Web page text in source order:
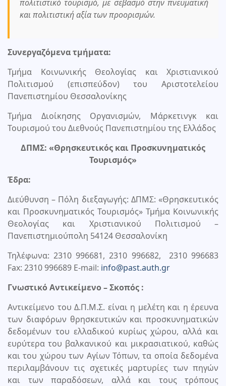
πολιτιστικό τουρισμό, με σεβασμό στην πνευματική
και πολιτιστική αξία των προορισμών.
Συνεργαζόμενα τμήματα:
Τμήμα Κοινωνικής Θεολογίας και Χριστιανικού
Πολιτισμού (επισπεύδον) του Αριστοτελείου
Πανεπιστημίου Θεσσαλονίκης
Τμήμα Διοίκησης Οργανισμών, Μάρκετινγκ και
Τουρισμού του Διεθνούς Πανεπιστημίου της Ελλάδος
ΔΠΜΣ: «Θρησκευτικός και Προσκυνηματικός
Τουρισμός»
Έδρα:
Διεύθυνση – Πόλη διεξαγωγής: ΔΠΜΣ: «Θρησκευτικός
και Προσκυνηματικός Τουρισμός» Τμήμα Κοινωνικής
Θεολογίας και Χριστιανικού Πολιτισμού –
Πανεπιστημιούπολη 54124 Θεσσαλονίκη
Τηλέφωνα: 2310 996681, 2310 996682, 2310 996683
Fax: 2310 996689 E-mail: info@past.auth.gr
Γνωστικό Αντικείμενο – Σκοπός :
Αντικείμενο του Δ.Π.Μ.Σ. είναι η μελέτη και η έρευνα
των διαφόρων θρησκευτικών και προσκυνηματικών
δεδομένων του ελλαδικού κυρίως χώρου, αλλά και
ευρύτερα του βαλκανικού και μικρασιατικού, καθώς
και του χώρου των Αγίων Τόπων, τα οποία δεδομένα
περιλαμβάνουν τις σχετικές μαρτυρίες των πηγών
και των παραδόσεων, αλλά και τους τρόπους